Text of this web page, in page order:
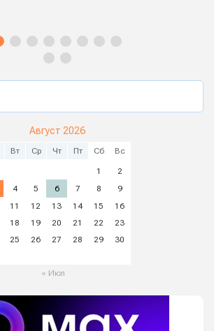
Август 2026
Вт Ср Чт Пт Сб Вс
1
2
4 5 6 7 8
9
11 12 13 14 15
16
18 19 20 21 22
23
25 26 27 28 29
30
« Июл